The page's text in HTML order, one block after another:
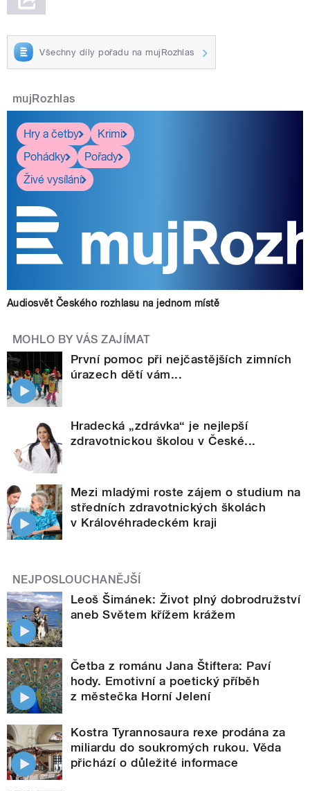
Všechny díly pořadu na mujRozhlas
mujRozhlas
Hry a četby
Krimi
Pohádky
Pořady
Živé vysílání
Audiosvět Českého rozhlasu na jednom místě
MOHLO BY VÁS ZAJÍMAT
První pomoc při nejčastějších zimních
úrazech dětí vám...
Hradecká „zdrávka“ je nejlepší
zdravotnickou školou v České...
Mezi mladými roste zájem o studium na
středních zdravotnických školách
v Královéhradeckém kraji
NEJPOSLOUCHANĚJŠÍ
Leoš Šimánek: Život plný dobrodružství
aneb Světem křížem krážem
Četba z románu Jana Štiftera: Paví
hody. Emotivní a poetický příběh
z městečka Horní Jelení
Kostra Tyrannosaura rexe prodána za
miliardu do soukromých rukou. Věda
přichází o důležité informace